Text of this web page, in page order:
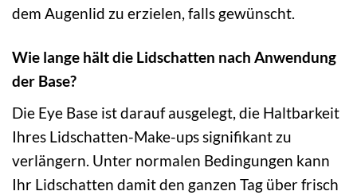
dem Augenlid zu erzielen, falls gewünscht.
Wie lange hält die Lidschatten nach Anwendung
der Base?
Die Eye Base ist darauf ausgelegt, die Haltbarkeit
Ihres Lidschatten-Make-ups signifikant zu
verlängern. Unter normalen Bedingungen kann
Ihr Lidschatten damit den ganzen Tag über frisch